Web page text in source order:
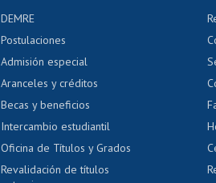
Servicio médico y dental
Pago de arancel y crédito alumnos
Pago de arancel y crédito exalumnos
Certificado de títulos y grados
DEMRE
Postulaciones
Admisión especial
Aranceles y créditos
Becas y beneficios
Intercambio estudiantil
Oficina de Títulos y Grados
Revalidación de títulos